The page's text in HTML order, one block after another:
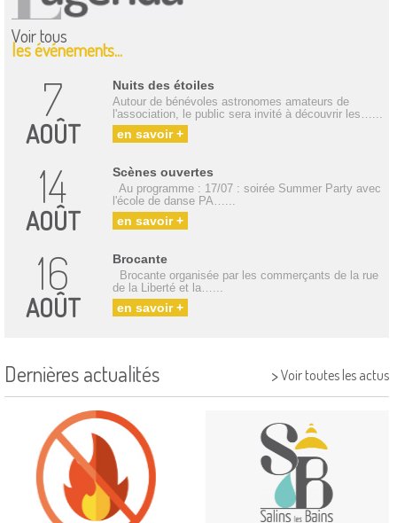
Voir tous
les événements...
7
AOÛT
Nuits des étoiles
Autour de bénévoles astronomes amateurs de
l'association, le public sera invité à découvrir les…...
en savoir +
14
AOÛT
Scènes ouvertes
Au programme : 17/07 : soirée Summer Party avec
l'école de danse PA…...
en savoir +
16
AOÛT
Brocante
Brocante organisée par les commerçants de la rue
de la Liberté et la…...
en savoir +
Dernières actualités >Voir toutes les actus